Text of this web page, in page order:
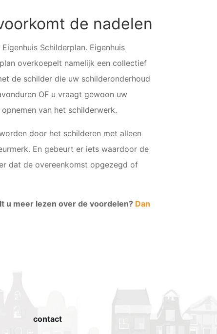
de nadelen
Schilderplan. Eigenhuis
overkoepelt namelijk een collectief
de schilder die uw schilderonderhoud
OF u vraagt gewoon uw
van het schilderwerk.
door het schilderen met alleen
En gebeurt er iets waardoor de
dat de overeenkomst opgezegd of
u meer lezen over de voordelen? Dan
contact